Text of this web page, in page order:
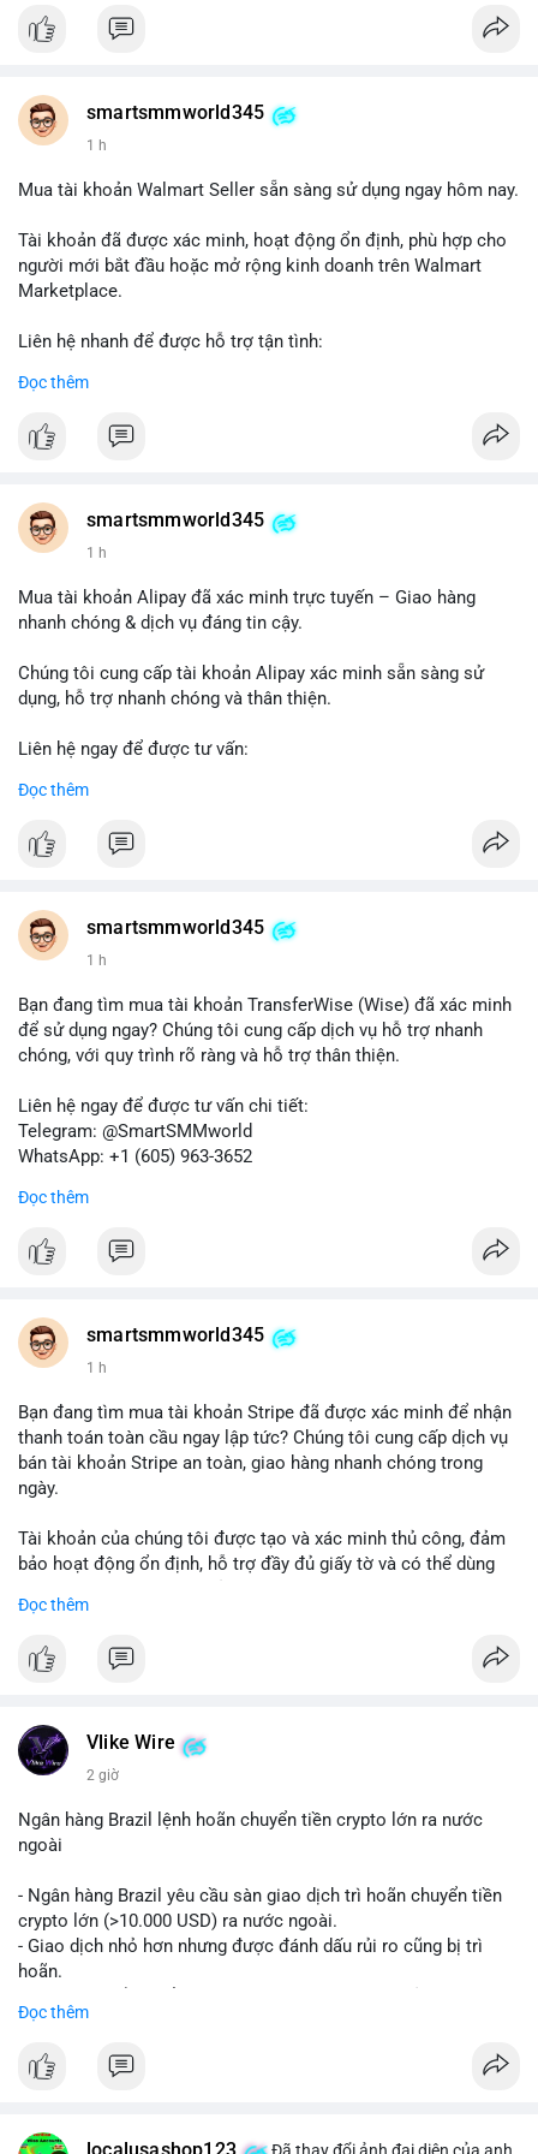
smartsmmworld345
1 h
Mua tài khoản Walmart Seller sẵn sàng sử dụng ngay hôm nay.
Tài khoản đã được xác minh, hoạt động ổn định, phù hợp cho
người mới bắt đầu hoặc mở rộng kinh doanh trên Walmart
Marketplace.
Liên hệ nhanh để được hỗ trợ tận tình:
WhatsApp: +1 (605) 963-3652
#buywalmartselleraccounts
Đọc thêm
smartsmmworld345
1 h
Mua tài khoản Alipay đã xác minh trực tuyến – Giao hàng
nhanh chóng & dịch vụ đáng tin cậy.
Chúng tôi cung cấp tài khoản Alipay xác minh sẵn sàng sử
dụng, hỗ trợ nhanh chóng và thân thiện.
Liên hệ ngay để được tư vấn:
WhatsApp: +1 (605) 963-3652
#buyverifiedalipayaccounts
Đọc thêm
smartsmmworld345
1 h
Bạn đang tìm mua tài khoản TransferWise (Wise) đã xác minh
để sử dụng ngay? Chúng tôi cung cấp dịch vụ hỗ trợ nhanh
chóng, với quy trình rõ ràng và hỗ trợ thân thiện.
Liên hệ ngay để được tư vấn chi tiết:
Telegram: @SmartSMMworld
WhatsApp: +1 (605) 963-3652
Lưu ý: Việc mua bán tài khoản có thể vi phạm điều khoản dịch
Đọc thêm
smartsmmworld345
1 h
Bạn đang tìm mua tài khoản Stripe đã được xác minh để nhận
thanh toán toàn cầu ngay lập tức? Chúng tôi cung cấp dịch vụ
bán tài khoản Stripe an toàn, giao hàng nhanh chóng trong
ngày.
Tài khoản của chúng tôi được tạo và xác minh thủ công, đảm
bảo hoạt động ổn định, hỗ trợ đầy đủ giấy tờ và có thể dùng
Telegram: @SmartSMMworld
#buyverifiedstripeaccounts
Đọc thêm
Vlike Wire
2 giờ
Ngân hàng Brazil lệnh hoãn chuyển tiền crypto lớn ra nước
ngoài
- Ngân hàng Brazil yêu cầu sàn giao dịch trì hoãn chuyển tiền
crypto lớn (>10.000 USD) ra nước ngoài.
- Giao dịch nhỏ hơn nhưng được đánh dấu rủi ro cũng bị trì
hoãn.
#vlikevn #titanbot
Đọc thêm